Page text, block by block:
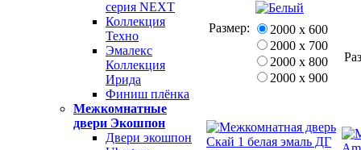
серия NEXT
Коллекция
Техно
Эмалекс
Коллекция
Ирида
Финиш плёнка
Межкомнатные
двери Экошпон
Двери экошпон
Размер:
2000 х 600
2000 х 700
2000 х 800
2000 х 900